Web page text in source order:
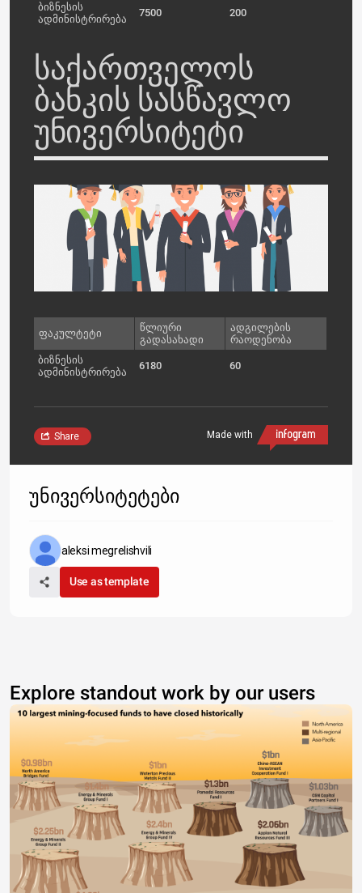
ბიზნესის
ადმინისტრირება
7500 200
საქართველოს
ბანკის სასწავლო
უნივერსიტეტი
ფაკულტეტი
წლიური
გადასახადი
ადგილების
რაოდენობა
ბიზნესის
ადმინისტრირება
6180 60
Made with
Share
უნივერსიტეტები
aleksi megrelishvili
Use as template
Explore standout work by our users